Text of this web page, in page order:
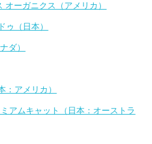
オーガニクス（アメリカ）
ゥ（日本）
ダ）
：アメリカ）
アムキャット（日本：オーストラ